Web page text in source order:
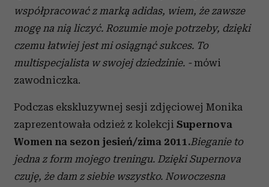
współpracować z marką adidas, wiem, że zawsze
mogę na nią liczyć. Rozumie moje potrzeby, dzięki
czemu łatwiej jest mi osiągnąć sukces. To
multispecjalista w swojej dziedzinie. - mówi
zawodniczka.
Podczas ekskluzywnej sesji zdjęciowej Monika
zaprezentowała odzież z kolekcji Supernova
Women na sezon jesień/zima 2011.Bieganie to
jedna z form mojego treningu. Dzięki Supernova
czuję, że dam z siebie wszystko. Nowoczesna